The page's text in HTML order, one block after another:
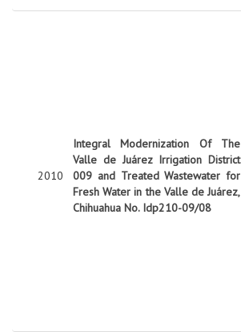
2010
Integral Modernization Of The
Valle de Juárez Irrigation District
009 and Treated Wastewater for
Fresh Water in the Valle de Juárez,
Chihuahua No. Idp210-09/08